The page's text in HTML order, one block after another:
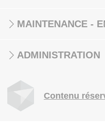
MAINTENANCE -
ADMINISTRATION
Contenu